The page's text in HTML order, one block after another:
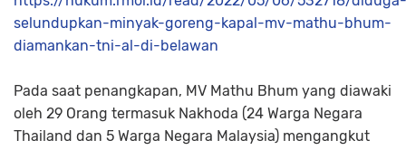
selundupkan-minyak-goreng-kapal-mv-mathu-bhum-
diamankan-tni-al-di-belawan
Pada saat penangkapan, MV Mathu Bhum yang diawaki
oleh 29 Orang termasuk Nakhoda (24 Warga Negara
Thailand dan 5 Warga Negara Malaysia) mengangkut